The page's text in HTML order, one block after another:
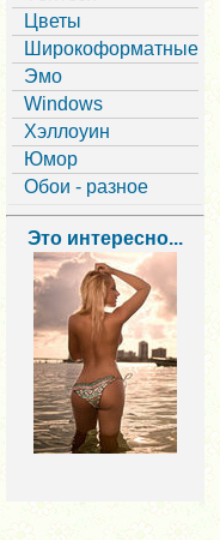
Цветы
Широкоформатные
Эмо
Windows
Хэллоуин
Юмор
Обои - разное
Это интересно...